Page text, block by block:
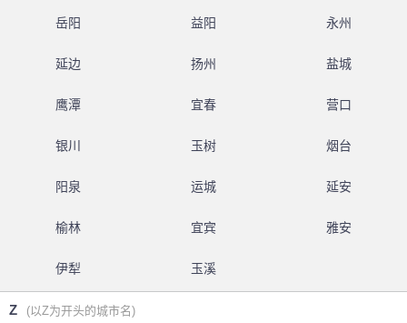
岳阳 益阳 永州
延边 扬州 盐城
鹰潭 宜春 营口
银川 玉树 烟台
阳泉 运城 延安
榆林 宜宾 雅安
伊犁 玉溪
Z (以Z为开头的城市名)